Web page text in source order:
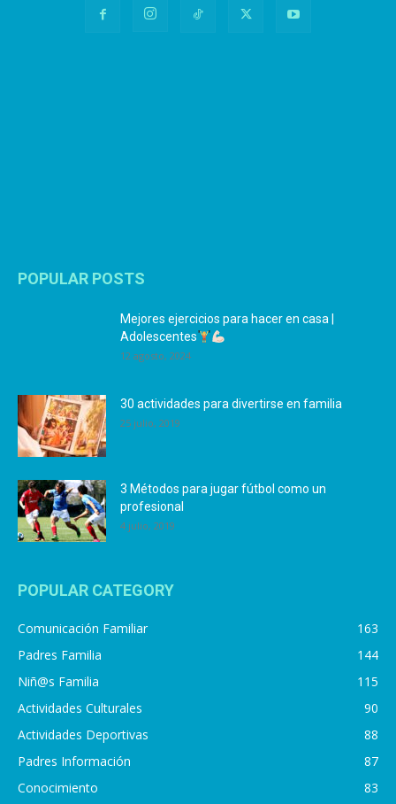
POPULAR POSTS
Mejores ejercicios para hacer en casa |
Adolescentes
12 agosto, 2024
30 actividades para divertirse en familia
25 julio, 2019
3 Métodos para jugar fútbol como un
profesional
4 julio, 2019
POPULAR CATEGORY
Comunicación Familiar
163
Padres Familia
144
Niñ@s Familia
115
Actividades Culturales
90
Actividades Deportivas
88
Padres Información
87
Conocimiento
83